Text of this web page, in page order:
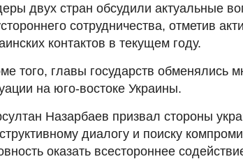
двух стран обсудили актуальные
сотрудничества, отметив
контактов в текущем году.
того, главы государств обменялись
на юго-востоке Украины.
Назарбаев призвал стороны
диалогу и поиску
оказать всестороннее